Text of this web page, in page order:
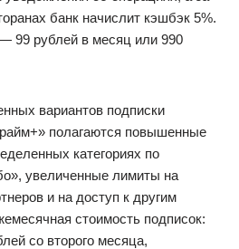
банк начислит кэшбэк 5%.
99 рублей в месяц или 990
вариантов подписки
полагаются повышенные
категориях по
увеличенные лимиты на
и на доступ к другим
стоимость подписок:
со второго месяца,